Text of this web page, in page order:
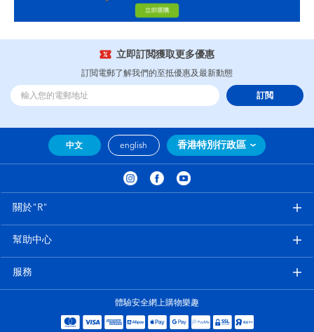
立即訂閲獲取更多優惠
訂閲電郵了解我們的至抵優惠及最新動態
訂閲
中文 english 香港特別行政區
關於"R"
幫助中心
服務
體驗安全網上購物樂趣